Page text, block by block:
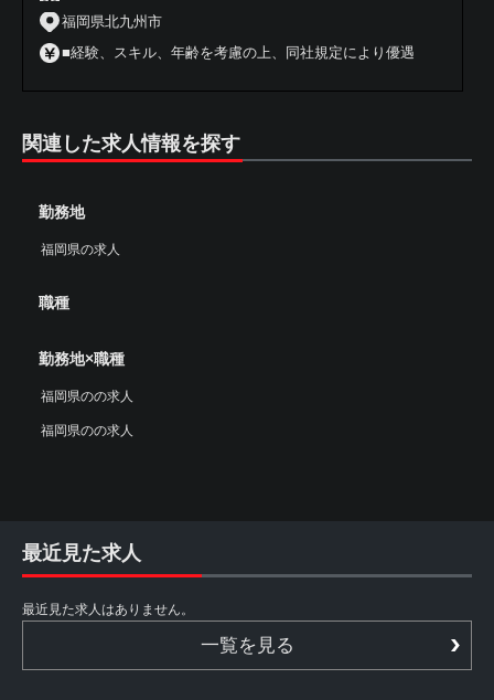
福岡県北九州市
■経験、スキル、年齢を考慮の上、同社規定により優遇
関連した求人情報を探す
勤務地
福岡県の求人
職種
勤務地×職種
福岡県のの求人
福岡県のの求人
最近見た求人
最近見た求人はありません。
一覧を見る